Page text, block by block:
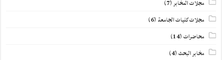
مجلات المخابر(7)
مجلات كليات الجامعة (6)
محاضرات(14)
مخابر البحث(4)